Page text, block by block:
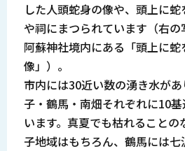
した人頭蛇身の像や、頭上に
や祠にまつられています（右の
阿蘇神社境内にある「頭上に
像」）。
市内には30近い数の湧き水が
子・鶴馬・南畑それぞれに10
います。真夏でも枯れること
子地域はもちろん、鶴馬には